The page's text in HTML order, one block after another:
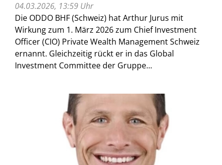
04.03.2026, 13:59 Uhr
Die ODDO BHF (Schweiz) hat Arthur Jurus mit
Wirkung zum 1. März 2026 zum Chief Investment
Officer (CIO) Private Wealth Management Schweiz
ernannt. Gleichzeitig rückt er in das Global
Investment Committee der Gruppe...